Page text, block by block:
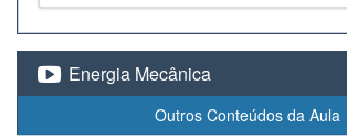
Energia Mecânica
Outros Conteúdos da Aula